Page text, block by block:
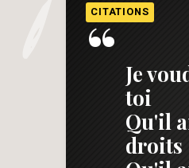
CITATIONS
“ Je
toi
Qu'il
droits